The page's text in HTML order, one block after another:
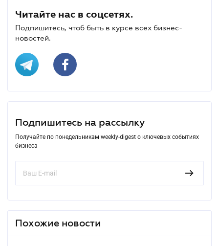
Читайте нас в соцсетях.
Подпишитесь, чтоб быть в курсе всех бизнес-
новостей.
Подпишитесь на рассылку
Получайте по понедельникам weekly-digest о ключевых событиях
бизнеса
Похожие новости